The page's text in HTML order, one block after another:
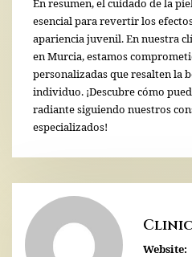
En resumen, el cuidado de la
esencial para revertir los
apariencia juvenil. En nuestra
en Murcia, estamos
personalizadas que resalten la
individuo. ¡Descubre cómo
radiante siguiendo nuestros
especializados!
Website: